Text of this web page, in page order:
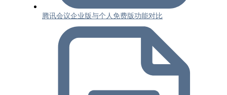
腾讯会议企业版与个人免费版功能对比